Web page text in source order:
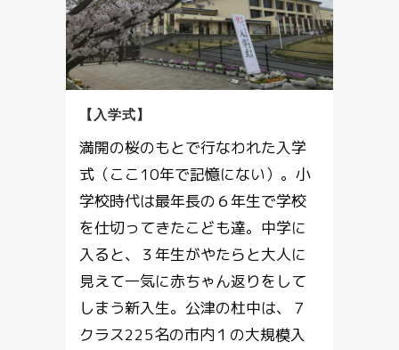
【入学式】
満開の桜のもとで行なわれた入学
式（ここ10年で記憶にない）。小
学校時代は最年長の６年生で学校
を仕切ってきたこども達。中学に
入ると、３年生がやたらと大人に
見えて一気に赤ちゃん返りをして
しまう新入生。公津の杜中は、７
クラス225名の市内１の大規模入